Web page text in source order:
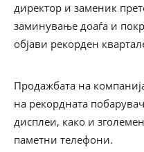
директор и заменик
заминување доаѓа и
објави рекорден
Продажбата на
на рекордната
дисплеи, како и
паметни телефони.